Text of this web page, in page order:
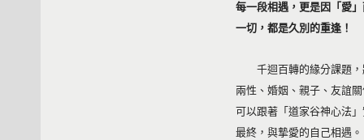
每一段相遇，更是因「愛
一切，都是久別的重逢！
千迴百轉的緣分課題，
兩性、婚姻、親子、友誼
可以跟著「道家谷神心法
最終，與摯愛的自己相遇。